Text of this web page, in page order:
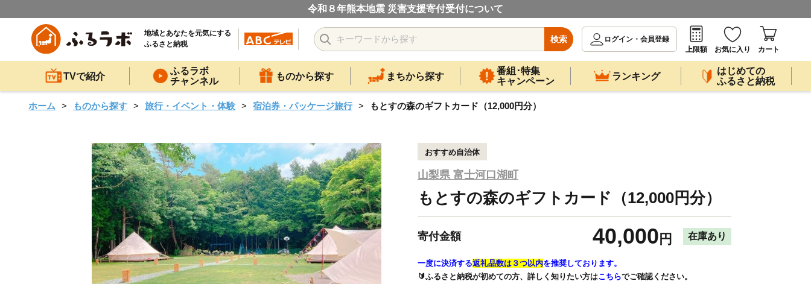
令和８年熊本地震 災害支援寄付受付について
地域とあなたを元気にする
ふるさと納税
検索
ログイン・会員登録
上限額
お気に入り カート
TVで紹介
ふるラボ
チャンネル
ものから探す まちから探す
番組･特集
キャンペーン
ランキング
はじめての
ふるさと納税
ホーム ものから探す 旅行・イベント・体験 宿泊券・パッケージ旅行 もとすの森のギフトカード（12,000円分）
おすすめ自治体
山梨県 富士河口湖町
もとすの森のギフトカード（12,000円分）
寄付金額 40,000 円 在庫あり
一度に決済する返礼品数は３つ以内を推奨しております。
🔰ふるさと納税が初めての方、詳しく知りたい方はこちらでご確認ください。